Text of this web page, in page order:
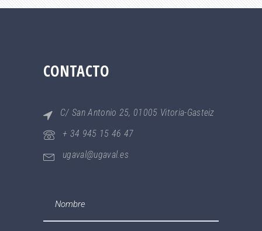
CONTACTO
C/ San Antonio 25, 01005 Vitoria-Gasteiz
+ 34 945 15 46 47
ugaval@ugaval.es